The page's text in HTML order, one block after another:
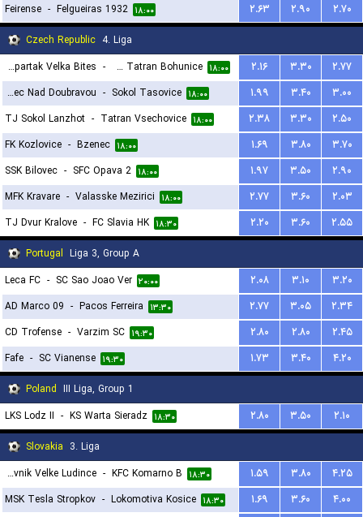
Feirense - Felgueiras 1932 ۱۸:۰۰ ۲.۶۳ ۲.۹۰
۲.۷۰
Czech Republic 4. Liga
FC Spartak Velka Bites
- TJ Tatran Bohunice ۱۸:۰۰ ۲.۱۶ ۳.۳۰
۲.۷۷
SK Zdirec Nad Doubravou
- Sokol Tasovice ۱۸:۰۰ ۱.۹۹ ۳.۴۰
۳.۰۰
TJ Sokol Lanzhot - Tatran Vsechovice ۱۸:۰۰ ۲.۳۸ ۳.۳۰
۲.۵۰
FK Kozlovice - Bzenec ۱۸:۰۰ ۱.۶۹ ۳.۸۰
۳.۷۰
SSK Bilovec - SFC Opava 2 ۱۸:۰۰ ۱.۹۷ ۳.۵۰
۲.۹۰
MFK Kravare - Valasske Mezirici ۱۸:۰۰ ۲.۷۷ ۳.۶۰
۲.۰۳
TJ Dvur Kralove - FC Slavia HK ۱۸:۳۰ ۲.۲۰ ۳.۶۰
۲.۵۵
Portugal Liga 3, Group A
Leca FC - SC Sao Joao Ver ۲۰:۰۰ ۲.۰۸ ۳.۱۰
۳.۲۰
AD Marco 09 - Pacos Ferreira ۱۳:۳۰ ۲.۷۷ ۳.۰۵
۲.۳۴
CD Trofense - Varzim SC ۱۹:۳۰ ۲.۸۰ ۲.۸۰
۲.۴۵
Fafe - SC Vianense ۱۹:۳۰ ۱.۷۳ ۳.۴۰
۴.۲۰
Poland III Liga, Group 1
LKS Lodz II - KS Warta Sieradz ۱۸:۳۰ ۲.۸۰ ۳.۵۰
۲.۱۰
Slovakia 3. Liga
TJ Druzstevnik Velke Ludince
- KFC Komarno B ۱۸:۳۰ ۱.۵۹ ۳.۸۰
۴.۲۵
MSK Tesla Stropkov - Lokomotiva Kosice ۱۸:۳۰ ۱.۶۹ ۳.۶۰
۴.۰۰